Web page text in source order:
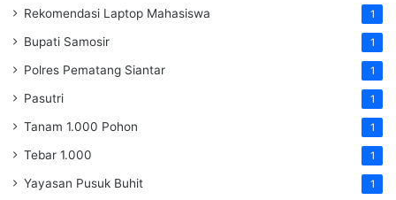
Rekomendasi Laptop Mahasiswa 1
Bupati Samosir 1
Polres Pematang Siantar 1
Pasutri 1
Tanam 1.000 Pohon 1
Tebar 1.000 1
Yayasan Pusuk Buhit 1